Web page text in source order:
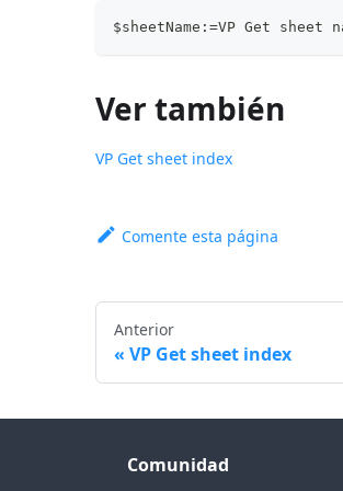
$sheetName:=VP Get sheet
Ver también
VP Get sheet index
Comente esta página
Anterior
VP Get sheet index
Comunidad